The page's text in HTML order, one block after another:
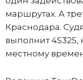
маршрутах. А
Краснодара.
выполнит 4S325,
местному